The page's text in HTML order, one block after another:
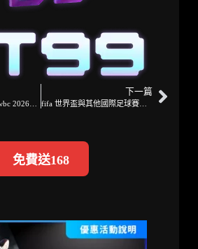
wbc資格賽多殘酷？wbc 2026世界棒球經典賽的殘酷生死鬥
下一篇
免費送168